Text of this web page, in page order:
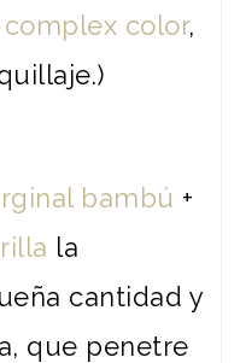
complex color,
bambú +
la
cantidad y
que penetre